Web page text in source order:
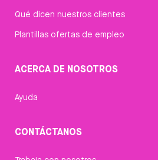
Qué dicen nuestros clientes
Plantillas ofertas de empleo
ACERCA DE NOSOTROS
Ayuda
CONTÁCTANOS